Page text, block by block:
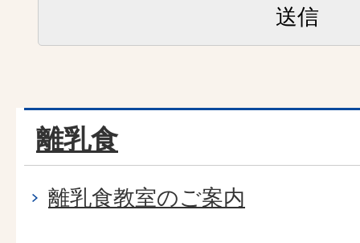
離乳食
離乳食教室のご案内